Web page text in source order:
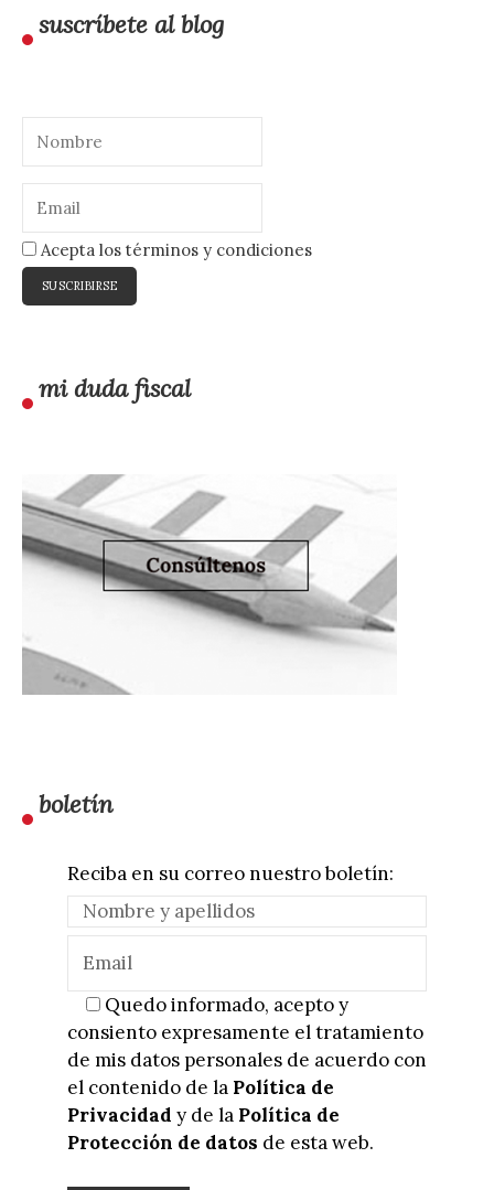
suscríbete al blog
Acepta los términos y condiciones
mi duda fiscal
boletín
Reciba en su correo nuestro boletín:
Quedo informado, acepto y
consiento expresamente el tratamiento
de mis datos personales de acuerdo con
el contenido de la Política de
Privacidad y de la Política de
Protección de datos de esta web.